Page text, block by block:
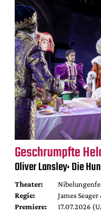
Geschrumpfte
Oliver Lansley: Die
Theater:
Regie:
James
Premiere:
17.07.2026